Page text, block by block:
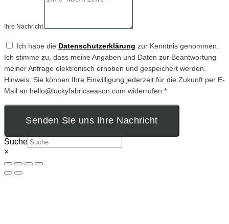
Ihre Nachricht
Ich habe die Datenschutzerklärung zur Kenntnis genommen.
Ich stimme zu, dass meine Angaben und Daten zur Beantwortung
meiner Anfrage elektronisch erhoben und gespeichert werden.
Hinweis: Sie können Ihre Einwilligung jederzeit für die Zukunft per E-
Mail an hello@luckyfabricseason.com widerrufen.*
Senden Sie uns Ihre Nachricht
Suche
×